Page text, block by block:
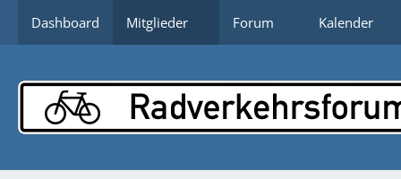
Dashboard Mitglieder Forum Kalender